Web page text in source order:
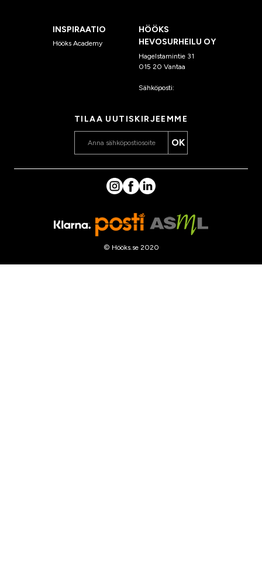
INSPIRAATIO
Hööks Academy
HÖÖKS
HEVOSURHEILU OY
Hagelstamintie 31
015 20 Vantaa
Sähköposti:
TILAA UUTISKIRJEEMME
OK
© Hööks.se 2020